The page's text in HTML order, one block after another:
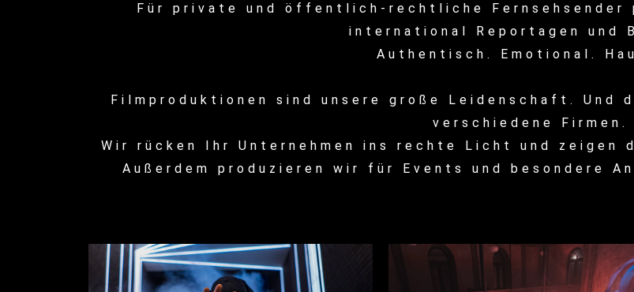
Für private und öffentlich-rechtliche Fernsehsender
international Reportagen und
Authentisch. Emotional.
Filmproduktionen sind unsere große Leidenschaft. Und
verschiedene Firmen.
Wir rücken Ihr Unternehmen ins rechte Licht und zeigen
Außerdem produzieren wir für Events und besondere